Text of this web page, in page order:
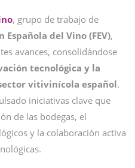
, grupo de trabajo de
Española del Vino (FEV),
avances, consolidándose
tecnológica y la
vitivinícola español.
iniciativas clave que
de las bodegas, el
y la colaboración activa